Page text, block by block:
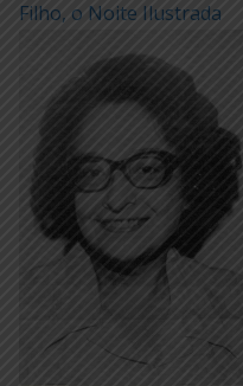
Filho, o Noite Ilustrada